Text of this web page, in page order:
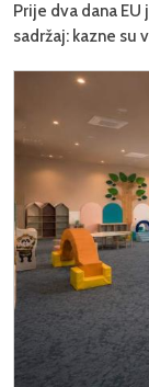
Prije dva dana
sadržaj: kazne su